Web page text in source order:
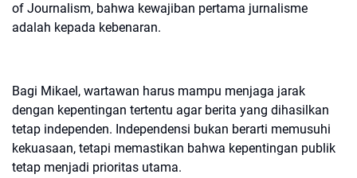
of Journalism, bahwa kewajiban pertama jurnalisme
adalah kepada kebenaran.
Bagi Mikael, wartawan harus mampu menjaga jarak
dengan kepentingan tertentu agar berita yang dihasilkan
tetap independen. Independensi bukan berarti memusuhi
kekuasaan, tetapi memastikan bahwa kepentingan publik
tetap menjadi prioritas utama.